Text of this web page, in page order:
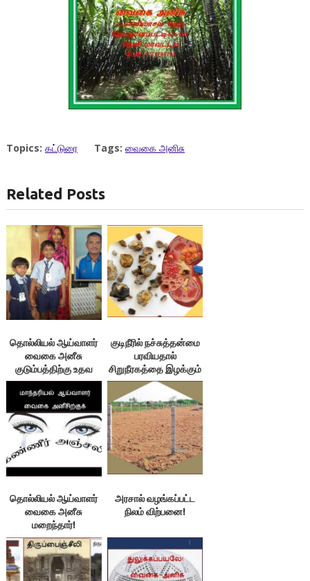
Topics: கட்டுரை Tags: வைகை அனிசு
Related Posts
தொல்லியல் ஆய்வாளர்
வைகை அனீசு
குடும்பத்திற்கு உதவ
வேண்டுகோள்!
குடிநீரில் நச்சுத்தன்மை
பரவியதால்
சிறுநீரகத்தை இழக்கும்
மக்கள்
தொல்லியல் ஆய்வாளர்
வைகை அனீசு
மறைந்தார்!
அரசால் வழங்கப்பட்ட
நிலம் விற்பனை!